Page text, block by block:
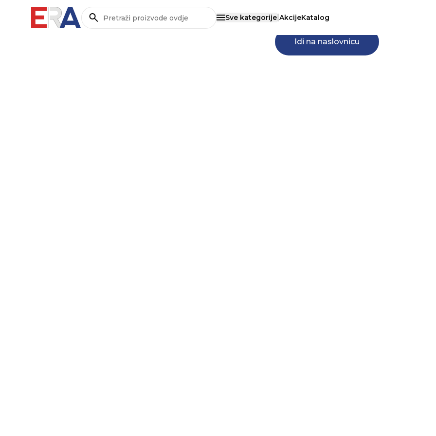
Pretraži Otvori menu
Sve kategorije AkcijeKatalog
Idi na naslovnicu